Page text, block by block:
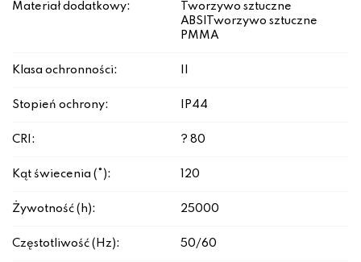
Materiał dodatkowy:
Tworzywo sztuczne
ABS|Tworzywo sztuczne
PMMA
Klasa ochronności:
Stopień ochrony: IP44
CRI: ? 80
Kąt świecenia (°): 120
Żywotność (h): 25000
Częstotliwość (Hz): 50/60